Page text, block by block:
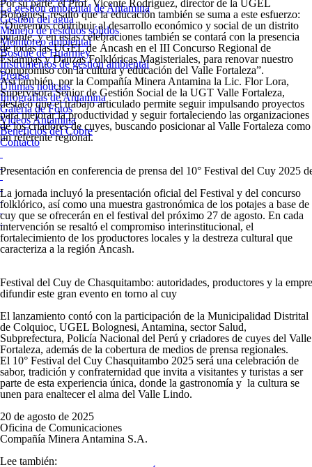
La gestión ambiental de Antamina
Gestión del agua
Manejo de residuos sólidos
Monitoreo ambiental
Bosque de Huarmey
Instrumentos de gestión ambiental
Prensa
Últimas noticias
Infografías de Antamina
Galería de Fotos
Videos Antamina
Beneficios del Cobre
Contacto
Por su parte, el Prof. Vicente Rodríguez, director de la UGEL
Bolognesi, resaltó que la educación también se suma a este esfuerzo:
“Queremos contribuir al desarrollo económico y social de un distrito
pujante, y en estas celebraciones también se contará con la presencia
de todas las UGEL de Áncash en el III Concurso Regional de
Estampas y Danzas Folklóricas Magisteriales, para renovar nuestro
compromiso con la cultura y educación del Valle Fortaleza”.
Así también, por la Compañía Minera Antamina la Lic. Flor Lora,
Supervisora Senior de Gestión Social de la UGT Valle Fortaleza,
destacó que el trabajo articulado permite seguir impulsando proyectos
para mejorar la productividad y seguir fortaleciendo las organizaciones
de los criadores de cuyes, buscando posicionar al Valle Fortaleza como
un referente regional.
Presentación en conferencia de prensa del 10° Festival del Cuy 2025
La jornada incluyó la presentación oficial del Festival y del concurso
folklórico, así como una muestra gastronómica de los potajes a base de
cuy que se ofrecerán en el festival del próximo 27 de agosto. En cada
intervención se resaltó el compromiso interinstitucional, el
fortalecimiento de los productores locales y la destreza cultural que
caracteriza a la región Áncash.
Festival del Cuy de Chasquitambo: autoridades, productores y la
difundir este gran evento en torno al cuy
El lanzamiento contó con la participación de la Municipalidad Distrital
de Colquioc, UGEL Bolognesi, Antamina, sector Salud,
Subprefectura, Policía Nacional del Perú y criadores de cuyes del Valle
Fortaleza, además de la cobertura de medios de prensa regionales.
El 10° Festival del Cuy Chasquitambo 2025 será una celebración de
sabor, tradición y confraternidad que invita a visitantes y turistas a ser
parte de esta experiencia única, donde la gastronomía y la cultura se
unen para enaltecer el alma del Valle Lindo.
20 de agosto de 2025
Oficina de Comunicaciones
Compañía Minera Antamina S.A.
Lee también: